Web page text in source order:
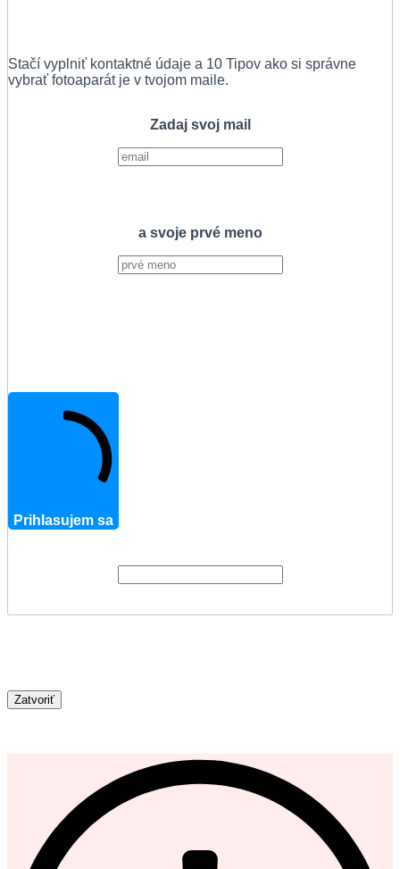
Stačí vyplniť kontaktné údaje a 10 Tipov ako si správne
vybrať fotoaparát je v tvojom maile.
Zadaj svoj mail
a svoje prvé meno
Prihlasujem sa
Zatvoriť